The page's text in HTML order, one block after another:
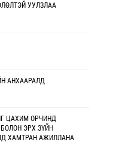
УУЛЗЛАА
АНХААРАЛД
ЦАХИМ ОРЧИНД
ЭРХ ЗҮЙН
ХАМТРАН АЖИЛЛАНА